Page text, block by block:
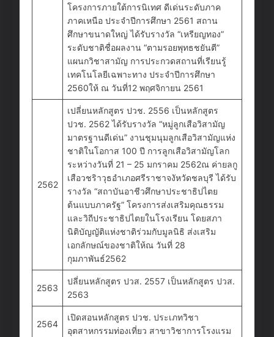
โครงการภายใต้การนิเทศ ดีเด่นระดับภาค
ภาคเหนือ ประจําปีการศึกษา 2561 สถาน
ศึกษาขนาดใหญ่ ได้รับรางวัล “เหรียญทอง”
ระดับชาติชื่อผลงาน “ตามรอยพุทธชยันตี”
แผนกวิชาสามัญ การประกวดสถานที่เรียนรู้
เทคโนโลยีเฉพาะทาง ประจําปีการศึกษา
2560ให้ ณ วันที่12 พฤศจิกายน 2561
2562
เปลี่ยนหลักสูตร ปวช. 2556 เป็นหลักสูตร
ปวช. 2562 ได้รับรางวัล “หมู่ลูกเสือวิสามัญ
มาตรฐานดีเด่น” งานชุมนุมลูกเสือวิสามัญแห่ง
ชาติในโอกาส 100 ปี การลูกเสือวิสามัญโลก
ระหว่างวันที่ 21 – 25 มกราคม 2562ณ ค่ายลกู
เสือวชริาวุธอําเภอศรีราชาจงัหวัดชลบุรี ได้รับ
รางวัล “สถาบันอาชีวศึกษาประชาธิปไตย
ต้นแบบภาครัฐ” โครงการส่งเสริมคุณธรรม
และวิถีประชาธิปไตยในโรงเรียน โดยสภา
นิติบัญญัติแห่งชาติร่วมกับมูลนิธิ ส่งเสริม
เอกลักษณ์ของชาติให้ณ วันที่ 28
กุมภาพันธ์2562
2563
ปลี่ยนหลักสูตร ปวส. 2557 เป็นหลักสูตร ปวส.
2563
2564
เปิดสอนหลักสูตร ปวช. ประเภทวิชา
อุตสาหกรรมท่องเที่ยว สาขาวิชาการโรงแรม